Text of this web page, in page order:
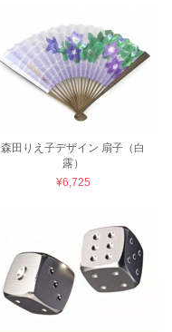
森田りえ子デザイン 扇子（白
露）
¥6,725